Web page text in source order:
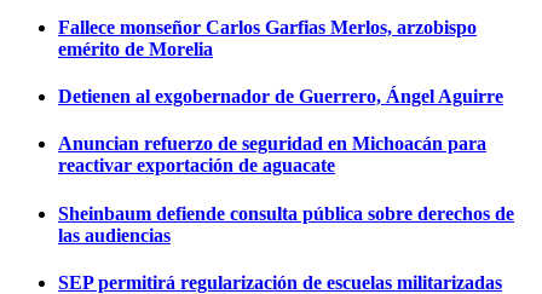
Fallece monseñor Carlos Garfias Merlos, arzobispo
emérito de Morelia
Detienen al exgobernador de Guerrero, Ángel Aguirre
Anuncian refuerzo de seguridad en Michoacán para
reactivar exportación de aguacate
Sheinbaum defiende consulta pública sobre derechos de
las audiencias
SEP permitirá regularización de escuelas militarizadas